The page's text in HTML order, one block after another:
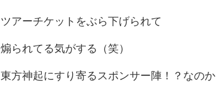
ツアーチケットをぶら下げられて
煽られてる気がする（笑）
東方神起にすり寄るスポンサー陣！？なのか